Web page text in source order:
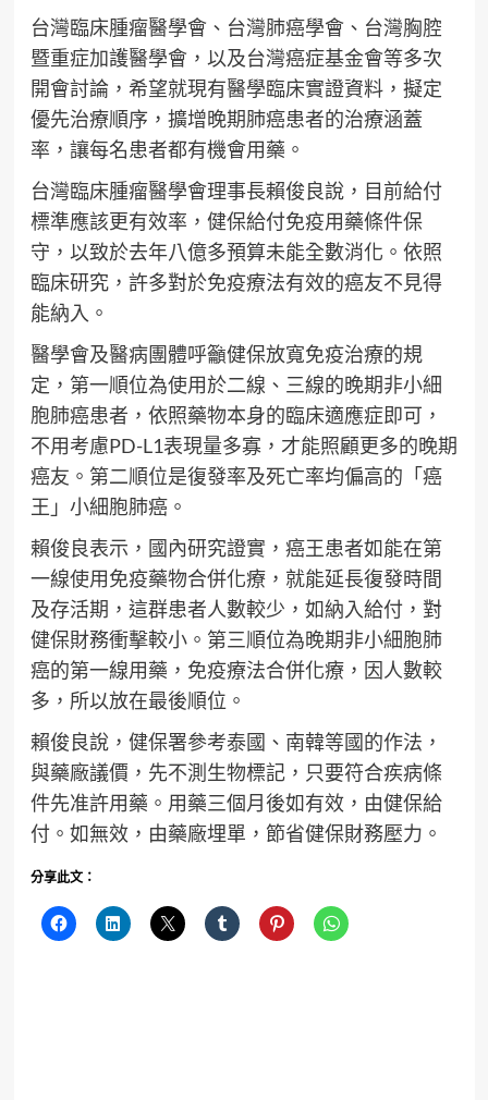
台灣臨床腫瘤醫學會、台灣肺癌學會、台灣胸腔
暨重症加護醫學會，以及台灣癌症基金會等多次
開會討論，希望就現有醫學臨床實證資料，擬定
優先治療順序，擴增晚期肺癌患者的治療涵蓋
率，讓每名患者都有機會用藥。
台灣臨床腫瘤醫學會理事長賴俊良說，目前給付
標準應該更有效率，健保給付免疫用藥條件保
守，以致於去年八億多預算未能全數消化。依照
臨床研究，許多對於免疫療法有效的癌友不見得
能納入。
醫學會及醫病團體呼籲健保放寬免疫治療的規
定，第一順位為使用於二線、三線的晚期非小細
胞肺癌患者，依照藥物本身的臨床適應症即可，
不用考慮PD-L1表現量多寡，才能照顧更多的晚期
癌友。第二順位是復發率及死亡率均偏高的「癌
王」小細胞肺癌。
賴俊良表示，國內研究證實，癌王患者如能在第
一線使用免疫藥物合併化療，就能延長復發時間
及存活期，這群患者人數較少，如納入給付，對
健保財務衝擊較小。第三順位為晚期非小細胞肺
癌的第一線用藥，免疫療法合併化療，因人數較
多，所以放在最後順位。
賴俊良說，健保署參考泰國、南韓等國的作法，
與藥廠議價，先不測生物標記，只要符合疾病條
件先准許用藥。用藥三個月後如有效，由健保給
付。如無效，由藥廠埋單，節省健保財務壓力。
分享此文：